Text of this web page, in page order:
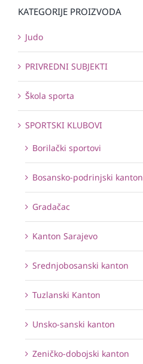
KATEGORIJE PROIZVODA
Judo
PRIVREDNI SUBJEKTI
Škola sporta
SPORTSKI KLUBOVI
Borilački sportovi
Bosansko-podrinjski kanton
Gradačac
Kanton Sarajevo
Srednjobosanski kanton
Tuzlanski Kanton
Unsko-sanski kanton
Zeničko-dobojski kanton